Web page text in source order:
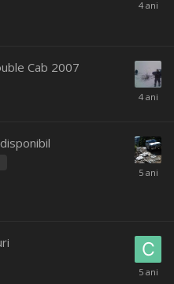
Cab 2007